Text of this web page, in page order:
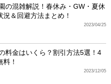
の混雑解説！春休み・GW・夏休
＆回避方法まとめ！
2023/04/25
料金はいくら？割引方法5選！4
！
2023/12/05